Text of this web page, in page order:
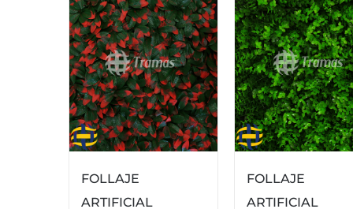
FOLLAJE
ARTIFICIAL
FOLLAJE
ARTIFICIAL